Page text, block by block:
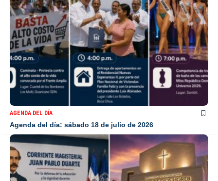
AGENDA DEL DÍA
Agenda del día: sábado 18 de julio de 2026